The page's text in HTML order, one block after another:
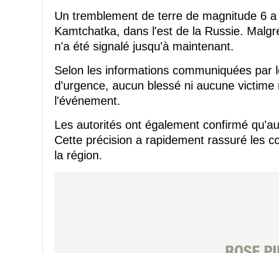
Un tremblement de terre de magnitude 6
Kamtchatka, dans l'est de la Russie.
n'a été signalé jusqu'à maintenant.
Selon les informations communiquées par
d'urgence, aucun blessé ni aucune
l'événement.
Les autorités ont également confirmé
Cette précision a rapidement rassuré les
la région.